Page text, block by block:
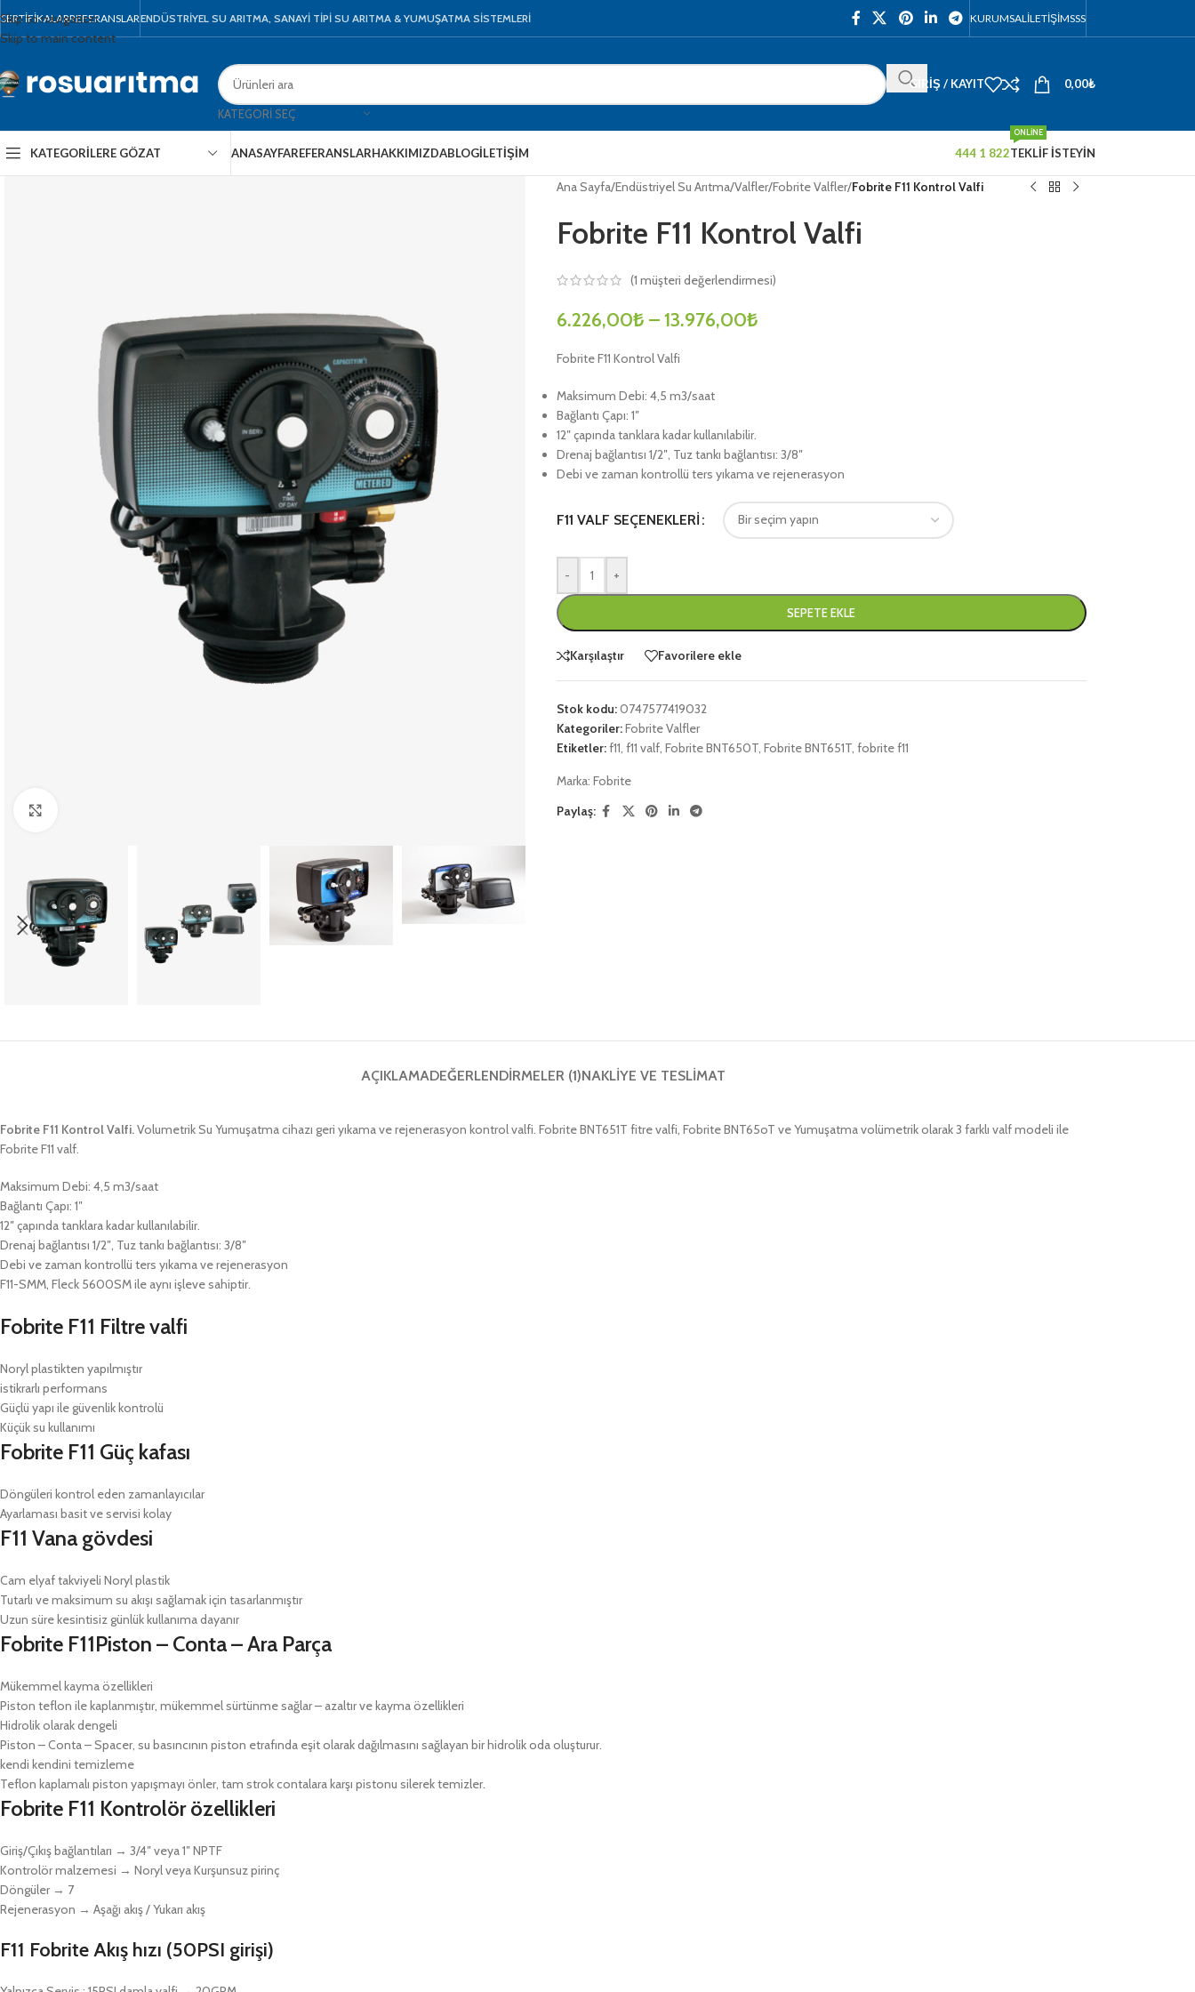
Skip to navigation
Skip to main content
SERTIFIKALARREFERANSLARENDÜSTRİYEL SU ARITMA, SANAYİ TİPİ SU ARITMA & YUMUŞATMA SİSTEMLERİ KURUMSAL İLETIŞIMSSS
KATEGORI SEÇ
GIRIŞ / KAYIT 0,00₺
KATEGORILERE GÖZAT ANASAYFAREFERANSLARHAKKIMIZDABLOGİLETIŞIM 444 1 822TEKLİF İSTEYİN
ONLINE
Ana Sayfa/Endüstriyel Su Arıtma/Valfler/Fobrite Valfler/Fobrite F11 Kontrol Valfi
Fobrite F11 Kontrol Valfi
(1 müşteri değerlendirmesi)
6.226,00₺ –13.976,00₺
Fobrite F11 Kontrol Valfi
Maksimum Debi: 4,5 m3/saat
Bağlantı Çapı: 1″
12″ çapında tanklara kadar kullanılabilir.
Drenaj bağlantısı 1/2″, Tuz tankı bağlantısı: 3/8″
Debi ve zaman kontrollü ters yıkama ve rejenerasyon
F11 VALF SEÇENEKLERI
- +
SEPETE EKLE
Karşılaştır Favorilere ekle
Stok kodu:0747577419032
Kategoriler:Fobrite Valfler
Etiketler:f11 f11 valf, Fobrite BNT650T, Fobrite BNT651T, fobrite f11
Marka: Fobrite
Paylaş:
AÇIKLAMADEĞERLENDIRMELER (1)NAKLIYE VE TESLIMAT
Fobrite F11 Kontrol Valfi.Volumetrik Su Yumuşatma cihazı geri yıkama ve rejenerasyon kontrol valfi. Fobrite BNT651T fitre valfi, Fobrite BNT65oT ve Yumuşatma volümetrik olarak 3 farklı valf modeli ile
Fobrite F11 valf.
Maksimum Debi: 4,5 m3/saat
Bağlantı Çapı: 1″
12″ çapında tanklara kadar kullanılabilir.
Drenaj bağlantısı 1/2″, Tuz tankı bağlantısı: 3/8″
Debi ve zaman kontrollü ters yıkama ve rejenerasyon
F11-SMM, Fleck 5600SM ile aynı işleve sahiptir.
Fobrite F11 Filtre valfi
Noryl plastikten yapılmıştır
istikrarlı performans
Güçlü yapı ile güvenlik kontrolü
Küçük su kullanımı
Fobrite F11 Güç kafası
Döngüleri kontrol eden zamanlayıcılar
Ayarlaması basit ve servisi kolay
F11 Vana gövdesi
Cam elyaf takviyeli Noryl plastik
Tutarlı ve maksimum su akışı sağlamak için tasarlanmıştır
Uzun süre kesintisiz günlük kullanıma dayanır
Fobrite F11Piston – Conta – Ara Parça
Mükemmel kayma özellikleri
Piston teflon ile kaplanmıştır, mükemmel sürtünme sağlar – azaltır ve kayma özellikleri
Hidrolik olarak dengeli
Piston – Conta – Spacer, su basıncının piston etrafında eşit olarak dağılmasını sağlayan bir hidrolik oda oluşturur.
kendi kendini temizleme
Teflon kaplamalı piston yapışmayı önler, tam strok contalara karşı pistonu silerek temizler.
Fobrite F11 Kontrolör özellikleri
Giriş/Çıkış bağlantıları → 3/4″ veya 1″ NPTF
Kontrolör malzemesi → Noryl veya Kurşunsuz pirinç
Döngüler → 7
Rejenerasyon → Aşağı akış / Yukarı akış
F11 Fobrite Akış hızı (50PSI girişi)